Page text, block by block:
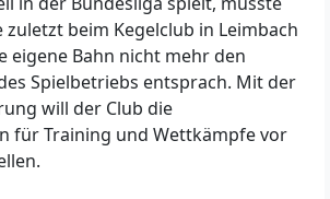
zuletzt beim Kegelclub in Leimbach
eigene Bahn nicht mehr den
Spielbetriebs entsprach. Mit der
will der Club die
für Training und Wettkämpfe vor